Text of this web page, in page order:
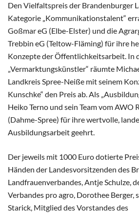
Den Vielfaltspreis der Brandenburger
Kategorie „Kommunikationstalent“
Goßmar eG (Elbe-Elster) und die
Trebbin eG (Teltow-Fläming) für ihre
Konzepte der Öffentlichkeitsarbeit. In
„Vermarktungskünstler“ räumte
Landkreis Spree-Neiße mit seinem
Kunschke“ den Preis ab. Als
Heiko Terno und sein Team vom AWO
(Dahme-Spree) für ihre wertvolle,
Ausbildungsarbeit geehrt.
Der jeweils mit 1000 Euro dotierte
Händen der Landesvorsitzenden des
Landfrauenverbandes, Antje Schulze,
Verbandes pro agro, Dorothee Berger,
Starick, Mitglied des Vorstandes des